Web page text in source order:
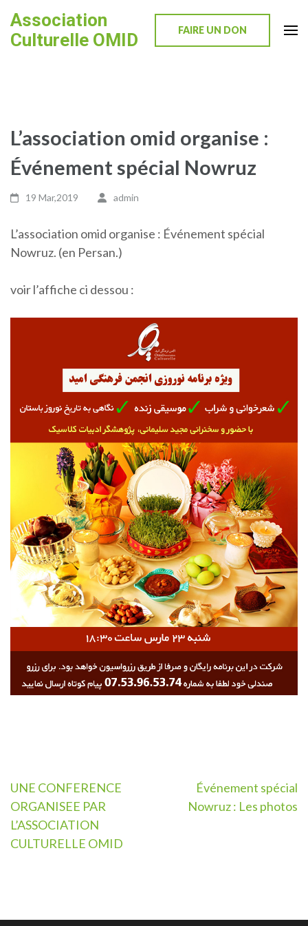
to
content
Association
Culturelle OMID
FAIRE UN DON
L’association omid organise :
Événement spécial Nowruz
19 Mar,2019 admin
L’association omid organise : Événement spécial
Nowruz. (en Persan.)
voir l’affiche ci dessou :
Post
navigation
UNE CONFERENCE
ORGANISEE PAR
L’ASSOCIATION
CULTURELLE OMID
Événement spécial
Nowruz : Les photos